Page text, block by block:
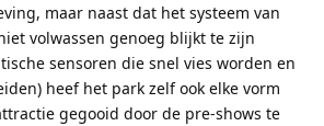
maar naast dat het systeem van
volwassen genoeg blijkt te zijn
sensoren die snel vies worden en
heef het park zelf ook elke vorm
gegooid door de pre-shows te